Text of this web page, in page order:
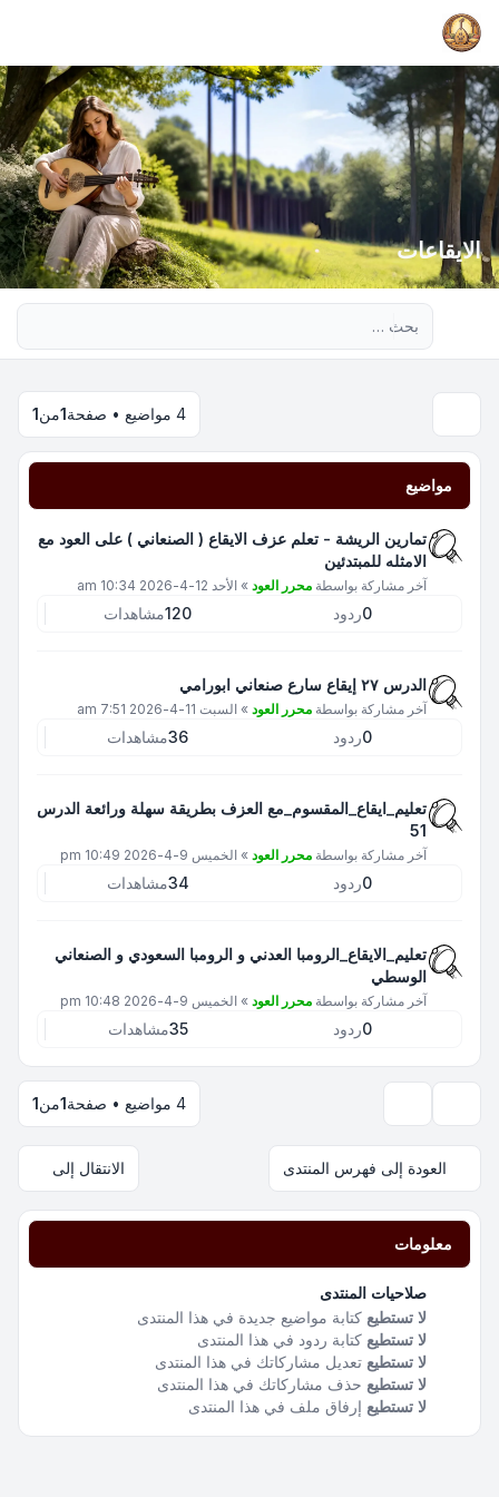
الايقاعات
4 مواضيع • صفحة 1من1
مواضيع
تمارين الريشة - تعلم عزف الايقاع ( الصنعاني ) على العود مع
الامثله للمبتدئين
آخر مشاركة بواسطة محرر العود » الأحد 12-4-2026 10:34 am
0ردود 120مشاهدات
الدرس ٢٧ إيقاع سارع صنعاني ابورامي
آخر مشاركة بواسطة محرر العود » السبت 11-4-2026 7:51 am
0ردود 36مشاهدات
تعليم_ايقاع_المقسوم_مع العزف بطريقة سهلة ورائعة الدرس
51
آخر مشاركة بواسطة محرر العود » الخميس 9-4-2026 10:49 pm
0ردود 34مشاهدات
تعليم_الايقاع_الرومبا العدني و الرومبا السعودي و الصنعاني
الوسطي
آخر مشاركة بواسطة محرر العود » الخميس 9-4-2026 10:48 pm
0ردود 35مشاهدات
4 مواضيع • صفحة 1من1
العودة إلى فهرس المنتدى الانتقال إلى
معلومات
صلاحيات المنتدى
لا تستطيع كتابة مواضيع جديدة في هذا المنتدى
لا تستطيع كتابة ردود في هذا المنتدى
لا تستطيع تعديل مشاركاتك في هذا المنتدى
لا تستطيع حذف مشاركاتك في هذا المنتدى
لا تستطيع إرفاق ملف في هذا المنتدى